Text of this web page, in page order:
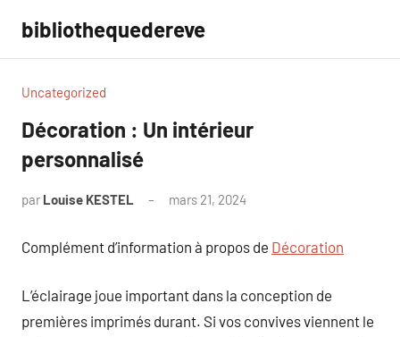
contenu
bibliothequedereve
Uncategorized
Décoration : Un intérieur
personnalisé
par Louise KESTEL mars 21, 2024
Complément d’information à propos de Décoration
L’éclairage joue important dans la conception de
premières imprimés durant. Si vos convives viennent le